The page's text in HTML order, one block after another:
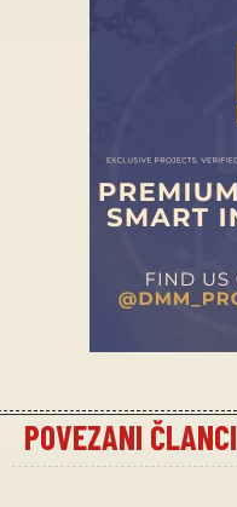
POVEZANI ČLANCI